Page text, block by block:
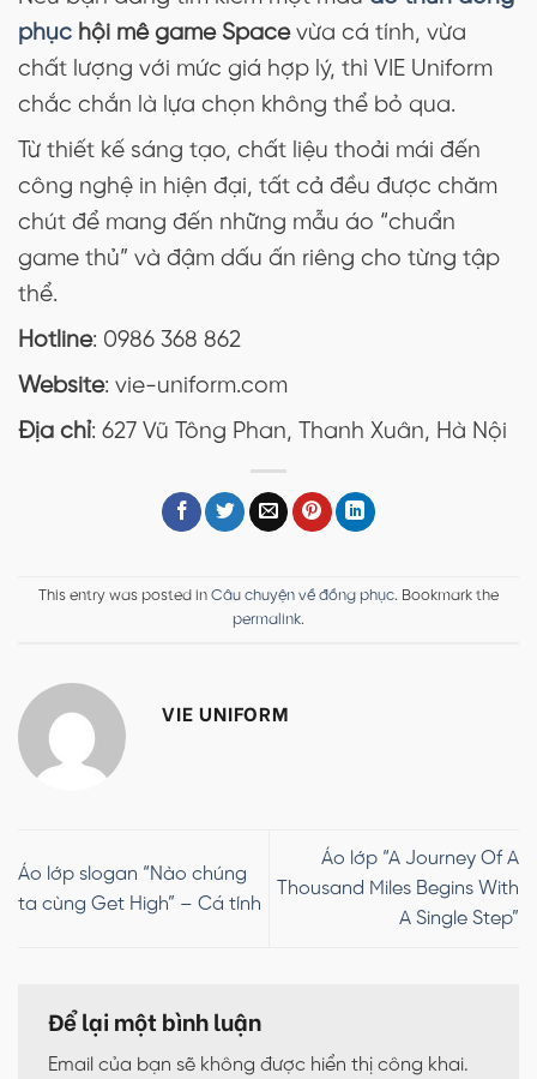
phục hội mê game Spacevừa cá tính, vừa
chất lượng với mức giá hợp lý, thì VIE Uniform
chắc chắn là lựa chọn không thể bỏ qua.
Từ thiết kế sáng tạo, chất liệu thoải mái đến
công nghệ in hiện đại, tất cả đều được chăm
chút để mang đến những mẫu áo “chuẩn
game thủ” và đậm dấu ấn riêng cho từng tập
thể.
Hotline: 0986 368 862
Website: vie-uniform.com
Địa chỉ: 627 Vũ Tông Phan, Thanh Xuân, Hà Nội
This entry was posted in Câu chuyện về đồng phục. Bookmark the
permalink.
VIE UNIFORM
Áo lớp slogan “Nào chúng
ta cùng Get High” – Cá tính
Áo lớp “A Journey Of A
Thousand Miles Begins With
A Single Step”
Để lại một bình luận
Email của bạn sẽ không được hiển thị công khai.